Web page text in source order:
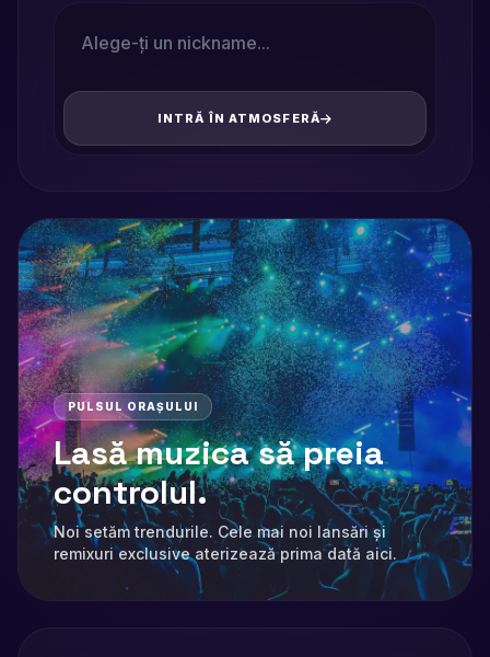
INTRĂ ÎN ATMOSFERĂ
PULSUL ORAȘULUI
Lasă muzica să preia
controlul.
Noi setăm trendurile. Cele mai noi lansări și
remixuri exclusive aterizează prima dată aici.